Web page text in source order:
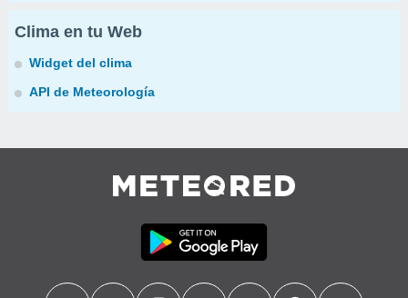
Clima en tu Web
Widget del clima
API de Meteorología